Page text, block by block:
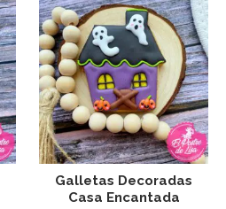
Galletas Decoradas
Casa Encantada